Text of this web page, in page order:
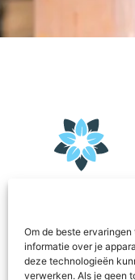
Om de beste
informatie over je
deze technologieën
verwerken. Als je geen